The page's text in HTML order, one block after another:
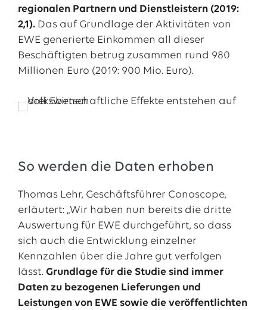
regionalen Partnern und Dienstleistern (2019:
2,1).Das auf Grundlage der Aktivitäten von
EWE generierte Einkommen all dieser
Beschäftigten betrug zusammen rund 980
Millionen Euro (2019: 900 Mio. Euro).
So werden die Daten erhoben
Thomas Lehr, Geschäftsführer Conoscope,
erläutert: „Wir haben nun bereits die dritte
Auswertung für EWE durchgeführt, so dass
sich auch die Entwicklung einzelner
Kennzahlen über die Jahre gut verfolgen
lässt. Grundlage für die Studie sind immer
Daten zu bezogenen Lieferungen und
Leistungen von EWE sowie die veröffentlichten